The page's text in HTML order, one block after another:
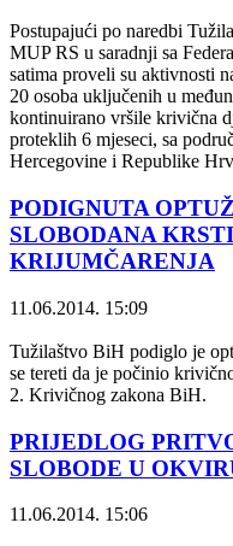
Postupajući po naredbi
MUP RS u saradnji sa
satima proveli su aktivnosti
20 osoba uključenih u
kontinuirano vršile krivična
proteklih 6 mjeseci, sa
Hercegovine i Republike
PODIGNUTA
SLOBODANA
KRIJUMČARENJA
11.06.2014. 15:09
Tužilaštvo BiH podiglo je
se tereti da je počinio
2. Krivičnog zakona BiH.
PRIJEDLOG
SLOBODE U
11.06.2014. 15:06